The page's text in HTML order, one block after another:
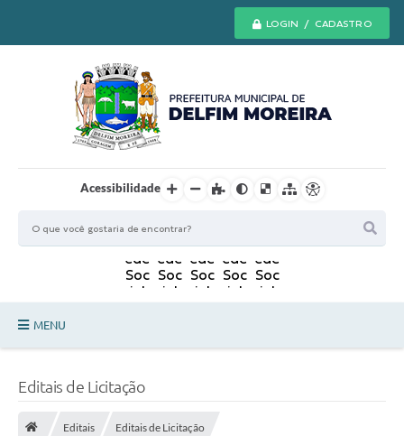
LOGIN / CADASTRO
Acessibilidade
MENU
Editais de Licitação
Editais Editais de Licitação